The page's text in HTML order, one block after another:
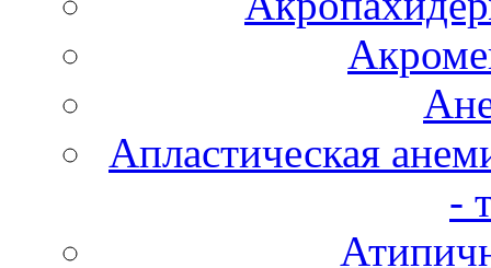
Апластическая
-